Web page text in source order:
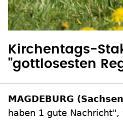
Kirchentags-
"gottlosesten
MAGDEBURG
haben 1 gute